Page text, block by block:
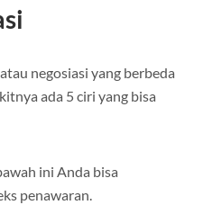
negosiasi yang berbeda
ada 5 ciri yang bisa
ini Anda bisa
penawaran.